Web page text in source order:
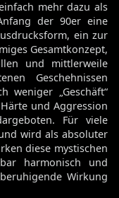
mehr dazu als
der 90er eine
ein zur
Gesamtkonzept,
und mittlerweile
Geschehnissen
weniger „Geschäft“
und Aggression
Für viele
wird als absoluter
diese mystischen
harmonisch und
Wirkung